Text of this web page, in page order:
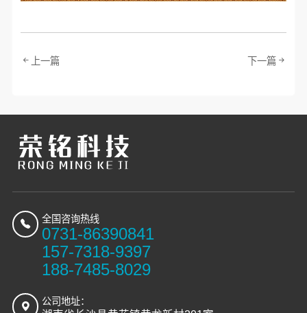
上一篇 下一篇
全国咨询热线
0731-86390841
157-7318-9397
188-7485-8029
公司地址：